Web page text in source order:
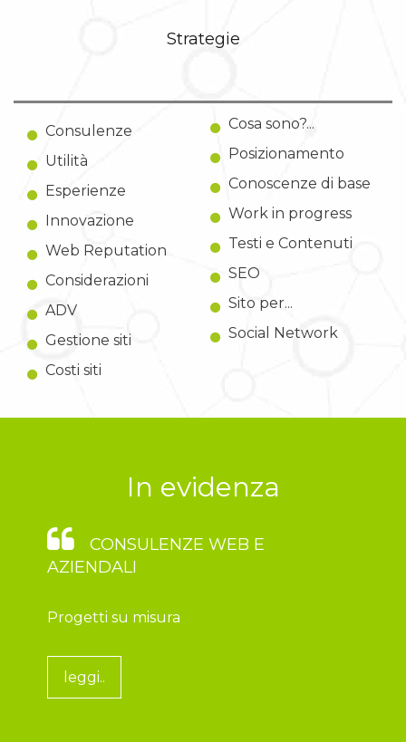
Strategie
Consulenze
Utilità
Esperienze
Innovazione
Web Reputation
Considerazioni
ADV
Gestione siti
Costi siti
Cosa sono?...
Posizionamento
Conoscenze di base
Work in progress
Testi e Contenuti
SEO
Sito per...
Social Network
In evidenza
CONSULENZE WEB E
AZIENDALI
Progetti su misura
leggi..